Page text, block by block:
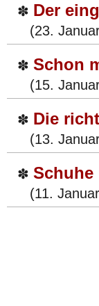
✽ Der
(23.
✽ Schon
(15.
✽ Die
(13.
✽ Schuhe
(11.